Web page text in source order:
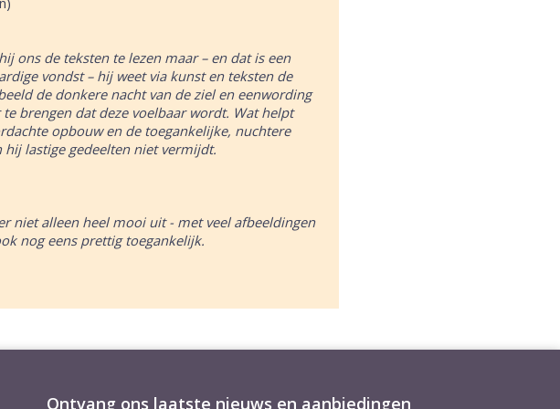
ons de teksten te lezen maar–en dat is een
vondst– hij weet via kunst en teksten de
de donkere nacht van de ziel en eenwording
brengen dat deze voelbaar wordt. Wat helpt
opbouw en de toegankelijke, nuchtere
lastige gedeelten niet vermijdt.
er niet alleen heel mooi uit - met veel afbeeldingen
nog eens prettig toegankelijk.
Ontvang ons laatste nieuws en aanbiedingen